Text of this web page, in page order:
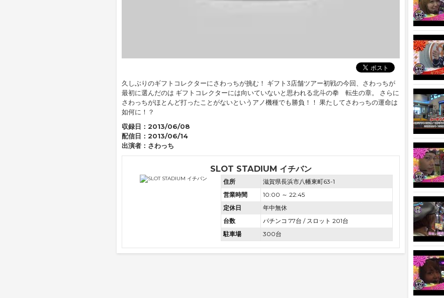
久しぶりのギフトコレクターにさわっちが挑む！ ギフト3店舗ツアー初戦の今回、さわっちが
最初に選んだのは ギフトコレクターには向いていないと思われる北斗の拳 転生の章。 さらに
さわっちがほとんど打ったことがないというアノ機種でも勝負！！ 果たしてさわっちの運命は
如何に！？
収録日： 2013/06/08
配信日： 2013/06/14
出演者： さわっち
SLOT STADIUM イチバン
住所
滋賀県長浜市八幡東町63-1
営業時間
10:00 ～ 22:45
定休日
年中無休
台数
パチンコ 77台 / スロット 201台
駐車場
300台